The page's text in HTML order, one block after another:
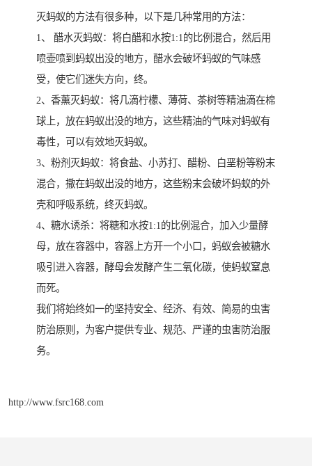
灭蚂蚁的方法有很多种，以下是几种常用的方法：
1、 醋水灭蚂蚁：将白醋和水按1:1的比例混合，然后用
喷壶喷到蚂蚁出没的地方，醋水会破坏蚂蚁的气味感
受，使它们迷失方向，终。
2、香薰灭蚂蚁：将几滴柠檬、薄荷、茶树等精油滴在棉
球上，放在蚂蚁出没的地方，这些精油的气味对蚂蚁有
毒性，可以有效地灭蚂蚁。
3、粉剂灭蚂蚁：将食盐、小苏打、醋粉、白垩粉等粉末
混合，撒在蚂蚁出没的地方，这些粉末会破坏蚂蚁的外
壳和呼吸系统，终灭蚂蚁。
4、糖水诱杀：将糖和水按1:1的比例混合，加入少量酵
母，放在容器中，容器上方开一个小口，蚂蚁会被糖水
吸引进入容器，酵母会发酵产生二氧化碳，使蚂蚁窒息
而死。
我们将始终如一的坚持安全、经济、有效、简易的虫害
防治原则，为客户提供专业、规范、严谨的虫害防治服
务。
http://www.fsrc168.com